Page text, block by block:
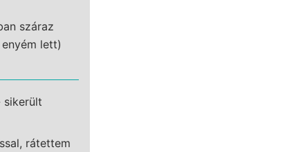
száraz
lett)
sikerült
rátettem